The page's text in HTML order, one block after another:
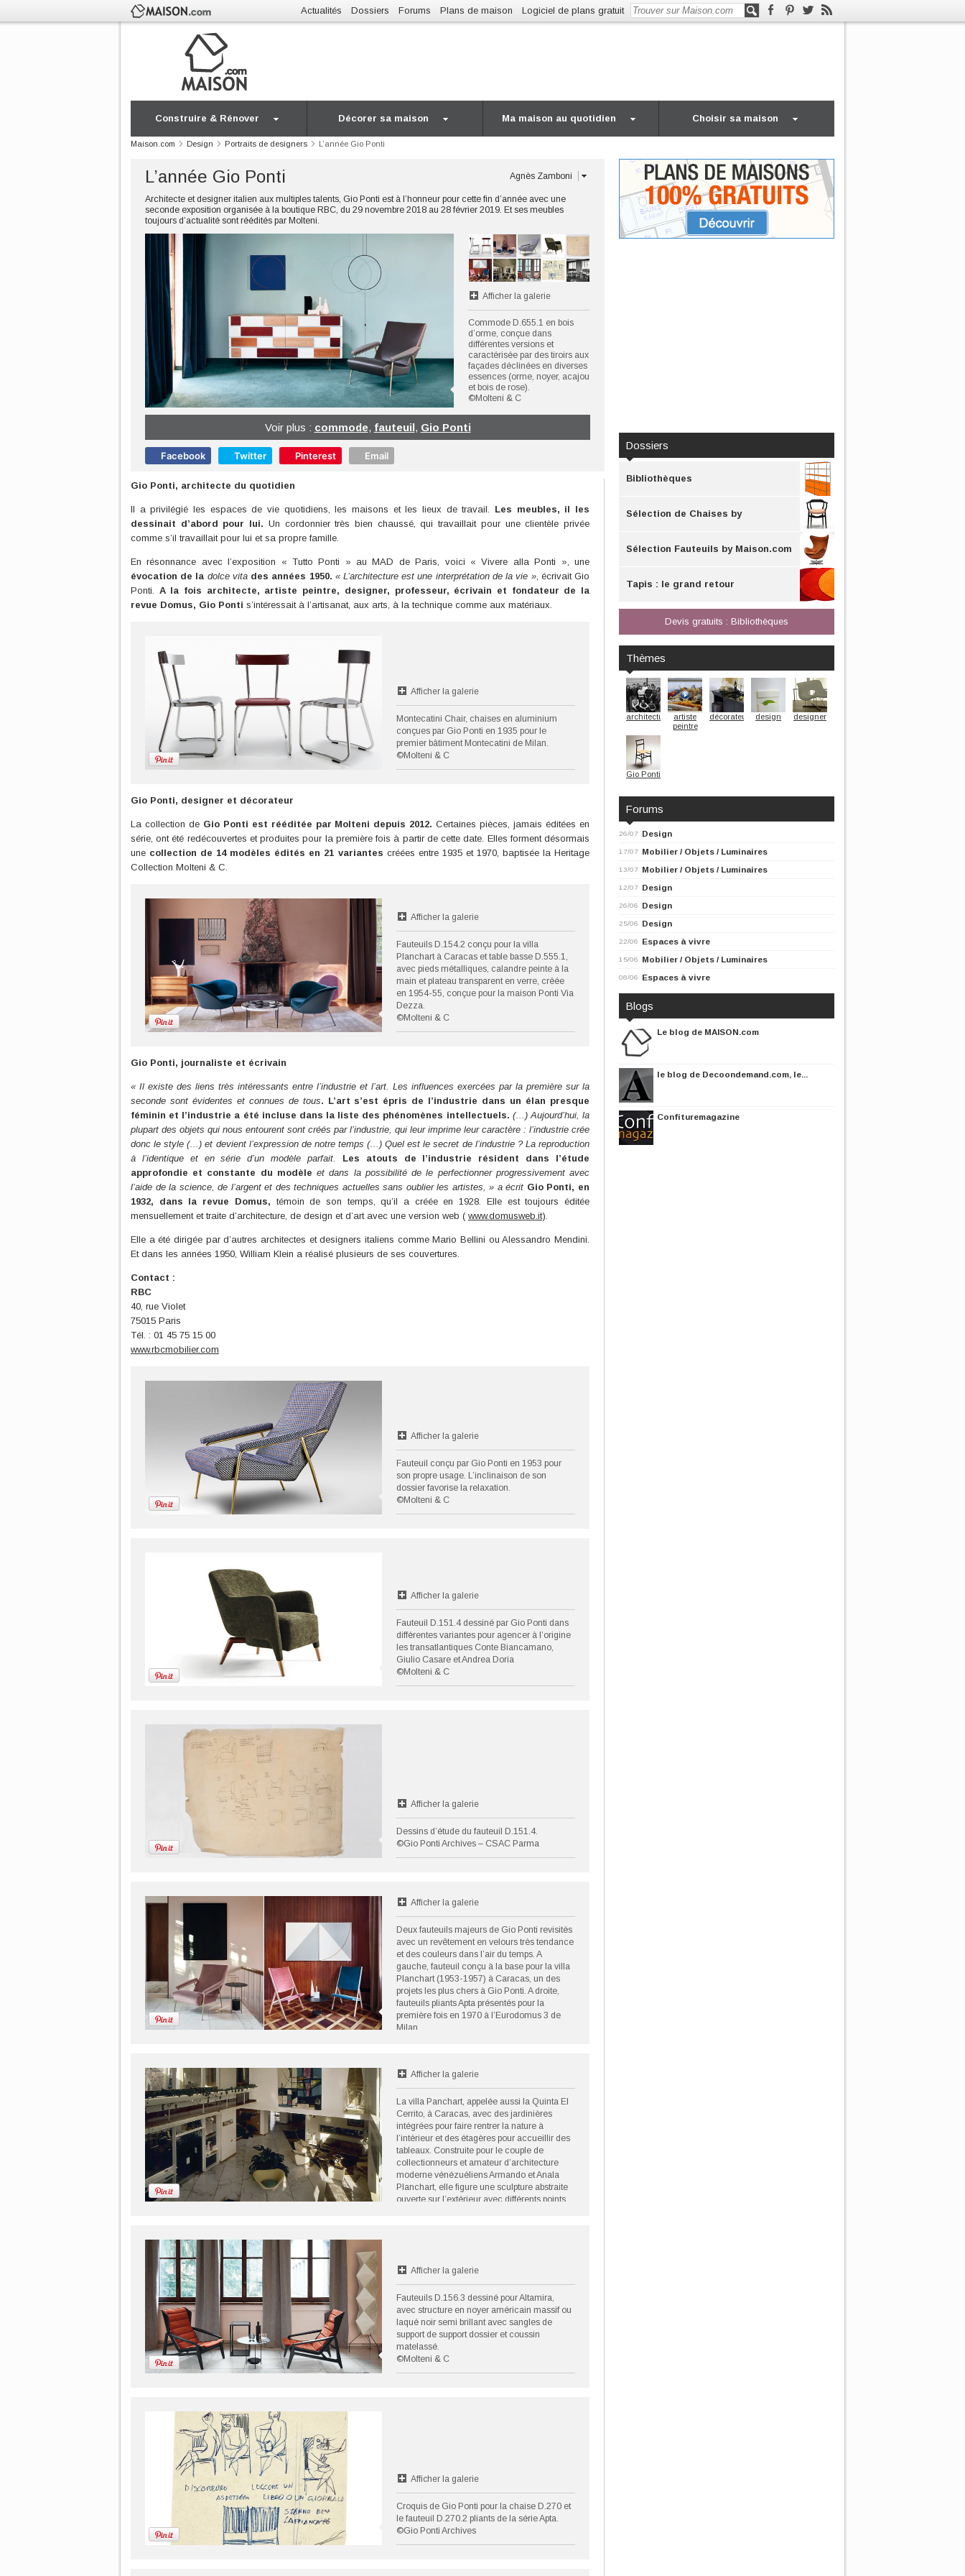
Actualités Dossiers Forums Plans de maison Logiciel de plans gratuit
Construire & Rénover Décorer sa maison Ma maison au quotidien Choisir sa maison
Maison.com Design Portraits de designers L’année Gio Ponti
L’année Gio Ponti Agnès Zamboni
Architecte et designer italien aux multiples talents, Gio Ponti est à l’honneur pour cette fin d’année avec une
seconde exposition organisée à la boutique RBC, du 29 novembre 2018 au 28 février 2019. Et ses meubles
toujours d’actualité sont réédités par Molteni.
Afficher la galerie
Commode D.655.1 en bois
d’orme, conçue dans
différentes versions et
caractérisée par des tiroirs aux
façades déclinées en diverses
essences (orme, noyer, acajou
et bois de rose).
©Molteni & C
Voir plus : commode, fauteuil, Gio Ponti
Facebook Twitter Pinterest Email
Gio Ponti, architecte du quotidien
Il a privilégié les espaces de vie quotidiens, les maisons et les lieux de travail. Les meubles, il les
dessinait d’abord pour lui. Un cordonnier très bien chaussé, qui travaillait pour une clientèle privée
comme s’il travaillait pour lui et sa propre famille.
En résonnance avec l’exposition « Tutto Ponti » au MAD de Paris, voici « Vivere alla Ponti », une
évocation de la dolce vitades années 1950. « L’architecture est une interprétation de la vie », écrivait Gio
Ponti. A la fois architecte, artiste peintre, designer, professeur, écrivain et fondateur de la
revue Domus, Gio Ponti s’intéressait à l’artisanat, aux arts, à la technique comme aux matériaux.
Afficher la galerie
Montecatini Chair, chaises en aluminium
conçues par Gio Ponti en 1935 pour le
premier bâtiment Montecatini de Milan.
©Molteni & C
Gio Ponti, designer et décorateur
La collection de Gio Ponti est rééditée par Molteni depuis 2012. Certaines pièces, jamais éditées en
série, ont été redécouvertes et produites pour la première fois à partir de cette date. Elles forment désormais
une collection de 14 modèles édités en 21 variantes créées entre 1935 et 1970, baptisée la Heritage
Collection Molteni & C.
Afficher la galerie
Fauteuils D.154.2 conçu pour la villa
Planchart à Caracas et table basse D.555.1,
avec pieds métalliques, calandre peinte à la
main et plateau transparent en verre, créée
en 1954-55, conçue pour la maison Ponti Via
Dezza.
©Molteni & C
Gio Ponti, journaliste et écrivain
« Il existe des liens très intéressants entre l’industrie et l’art. Les influences exercées par la première sur la
seconde sont évidentes et connues de tous. L’art s’est épris de l’industrie dans un élan presque
féminin et l’industrie a été incluse dans la liste des phénomènes intellectuels. (…) Aujourd’hui, la
plupart des objets qui nous entourent sont créés par l’industrie, qui leur imprime leur caractère : l’industrie crée
donc le style (…) et devient l’expression de notre temps (…) Quel est le secret de l’industrie ? La reproduction
à l’identique et en série d’un modèle parfait. Les atouts de l’industrie résident dans l’étude
approfondie et constante du modèle et dans la possibilité de le perfectionner progressivement avec
l’aide de la science, de l’argent et des techniques actuelles sans oublier les artistes, » a écrit Gio Ponti, en
1932, dans la revue Domus, témoin de son temps, qu’il a créée en 1928. Elle est toujours éditée
mensuellement et traite d’architecture, de design et d’art avec une version web ( www.domusweb.it).
Elle a été dirigée par d’autres architectes et designers italiens comme Mario Bellini ou Alessandro Mendini.
Et dans les années 1950, William Klein a réalisé plusieurs de ses couvertures.
Contact :
RBC
40, rue Violet
75015 Paris
Tél. : 01 45 75 15 00
www.rbcmobilier.com
Afficher la galerie
Fauteuil conçu par Gio Ponti en 1953 pour
son propre usage. L’inclinaison de son
dossier favorise la relaxation.
©Molteni & C
Afficher la galerie
Fauteuil D.151.4 dessiné par Gio Ponti dans
différentes variantes pour agencer à l’origine
les transatlantiques Conte Biancamano,
Giulio Casare et Andrea Doria
©Molteni & C
Afficher la galerie
Dessins d’étude du fauteuil D.151.4.
©Gio Ponti Archives – CSAC Parma
Afficher la galerie
Deux fauteuils majeurs de Gio Ponti revisités
avec un revêtement en velours très tendance
et des couleurs dans l’air du temps. A
gauche, fauteuil conçu à la base pour la villa
Planchart (1953-1957) à Caracas, un des
projets les plus chers à Gio Ponti. A droite,
fauteuils pliants Apta présentés pour la
première fois en 1970 à l’Eurodomus 3 de
Milan.
Afficher la galerie
La villa Panchart, appelée aussi la Quinta El
Cerrito, à Caracas, avec des jardinières
intégrées pour faire rentrer la nature à
l’intérieur et des étagères pour accueillir des
tableaux. Construite pour le couple de
collectionneurs et amateur d’architecture
moderne vénézuéliens Armando et Anala
Planchart, elle figure une sculpture abstraite
ouverte sur l’extérieur avec différents points
Afficher la galerie
Fauteuils D.156.3 dessiné pour Altamira,
avec structure en noyer américain massif ou
laqué noir semi brillant avec sangles de
support de support dossier et coussin
matelassé.
©Molteni & C
Afficher la galerie
Croquis de Gio Ponti pour la chaise D.270 et
le fauteuil D.270.2 pliants de la série Apta.
©Gio Ponti Archives
Dossiers
Bibliothèques
Sélection de Chaises by
Sélection Fauteuils by Maison.com
Tapis : le grand retour
Devis gratuits : Bibliothèques
Thèmes
architecture
artiste
peintre
décorateur design designer
Gio Ponti
Forums
26/07 Design
17/07 Mobilier / Objets / Luminaires
13/07 Mobilier / Objets / Luminaires
12/07 Design
26/06 Design
25/06 Design
22/06 Espaces à vivre
15/06 Mobilier / Objets / Luminaires
08/06 Espaces à vivre
Blogs
Le blog de MAISON.com
le blog de Decoondemand.com, le...
Confituremagazine